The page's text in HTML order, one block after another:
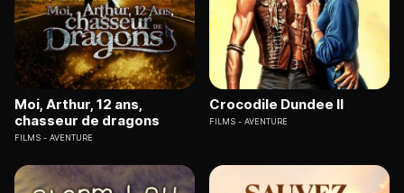
Moi, Arthur, 12 ans,
chasseur de dragons
FILMS AVENTURE
Crocodile Dundee II
FILMS AVENTURE